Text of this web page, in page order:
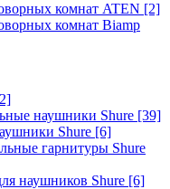
комнат ATEN [2]
комнат Biamp
наушники Shure [39]
Shure [6]
гарнитуры Shure
наушников Shure [6]